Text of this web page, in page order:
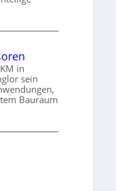
in
sein
Bauraum